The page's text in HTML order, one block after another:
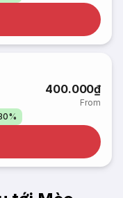
400.000₫
From